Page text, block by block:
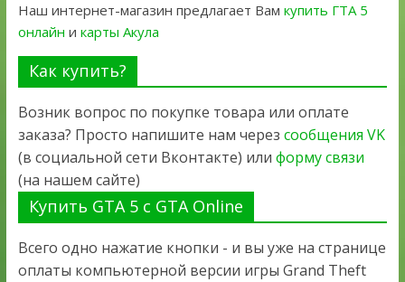
Наш интернет-магазин предлагает Вам купить ГТА 5
онлайн и карты Акула
Как купить?
Возник вопрос по покупке товара или оплате
заказа? Просто напишите нам через сообщения VK
(в социальной сети Вконтакте) или форму связи
(на нашем сайте)
Купить GTA 5 с GTA Online
Всего одно нажатие кнопки - и вы уже на странице
оплаты компьютерной версии игры Grand Theft